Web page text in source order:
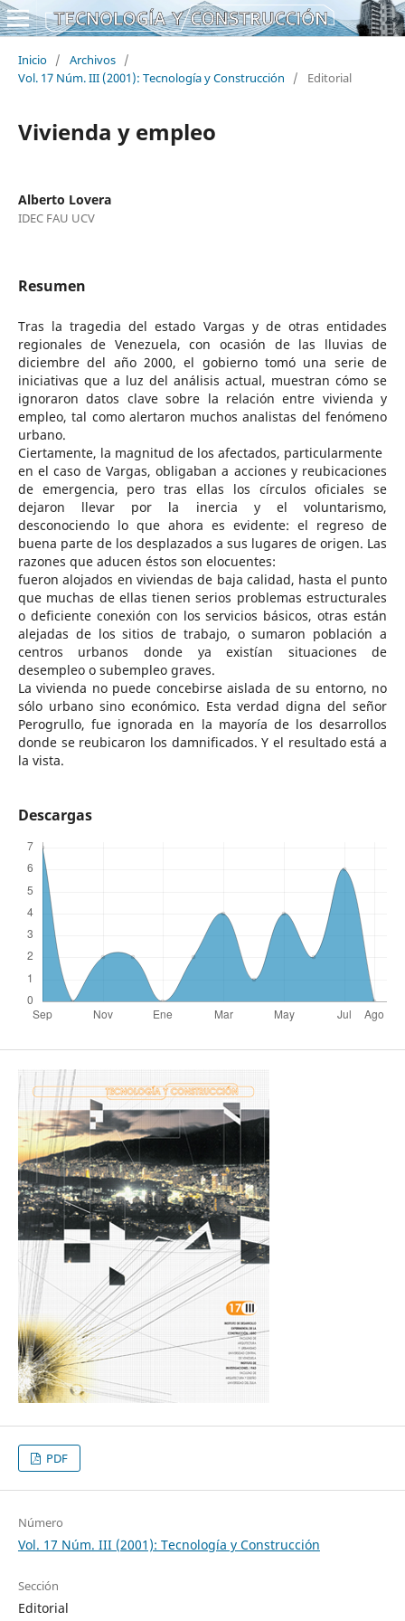
Inicio / Archivos /
Vol. 17 Núm. III (2001): Tecnología y Construcción
/ Editorial
Vivienda y empleo
Alberto Lovera
IDEC FAU UCV
Resumen
Tras la tragedia del estado Vargas y de otras entidades
regionales de Venezuela, con ocasión de las lluvias de
diciembre del año 2000, el gobierno tomó una serie de
iniciativas que a luz del análisis actual, muestran cómo se
ignoraron datos clave sobre la relación entre vivienda y
empleo, tal como alertaron muchos analistas del fenómeno
urbano.
Ciertamente, la magnitud de los afectados, particularmente
en el caso de Vargas, obligaban a acciones y reubicaciones
de emergencia, pero tras ellas los círculos oficiales se
dejaron llevar por la inercia y el voluntarismo,
desconociendo lo que ahora es evidente: el regreso de
buena parte de los desplazados a sus lugares de origen. Las
razones que aducen éstos son elocuentes:
fueron alojados en viviendas de baja calidad, hasta el punto
que muchas de ellas tienen serios problemas estructurales
o deficiente conexión con los servicios básicos, otras están
alejadas de los sitios de trabajo, o sumaron población a
centros urbanos donde ya existían situaciones de
desempleo o subempleo graves.
La vivienda no puede concebirse aislada de su entorno, no
sólo urbano sino económico. Esta verdad digna del señor
Perogrullo, fue ignorada en la mayoría de los desarrollos
donde se reubicaron los damnificados. Y el resultado está a
la vista.
Descargas
PDF
Número
Vol. 17 Núm. III (2001): Tecnología y Construcción
Sección
Editorial